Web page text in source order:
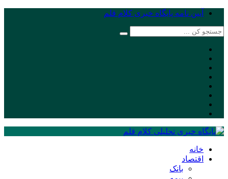
آیین نامه پایگاه خبری کلام قلم
خانه
اقتصاد
بانک